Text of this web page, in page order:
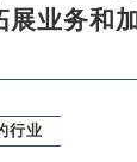
业务和
行业